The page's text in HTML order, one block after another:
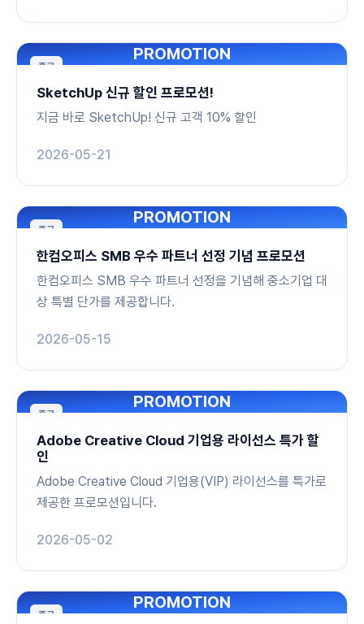
PROMOTION
종료
SketchUp 신규 할인 프로모션!
지금 바로 SketchUp! 신규 고객 10% 할인
2026-05-21
PROMOTION
종료
한컴오피스 SMB 우수 파트너 선정 기념 프로모션
한컴오피스 SMB 우수 파트너 선정을 기념해 중소기업 대
상 특별 단가를 제공합니다.
2026-05-15
PROMOTION
종료
Adobe Creative Cloud 기업용 라이선스 특가 할
인
Adobe Creative Cloud 기업용(VIP) 라이선스를 특가로
제공한 프로모션입니다.
2026-05-02
PROMOTION
종료